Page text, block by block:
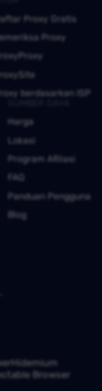
Proxy Gratis
Proxy
berdasarkan ISP
Harga
Lokasi
Program Afiliasi
FAQ
Panduan Pengguna
Blog
Hidemium
Browser